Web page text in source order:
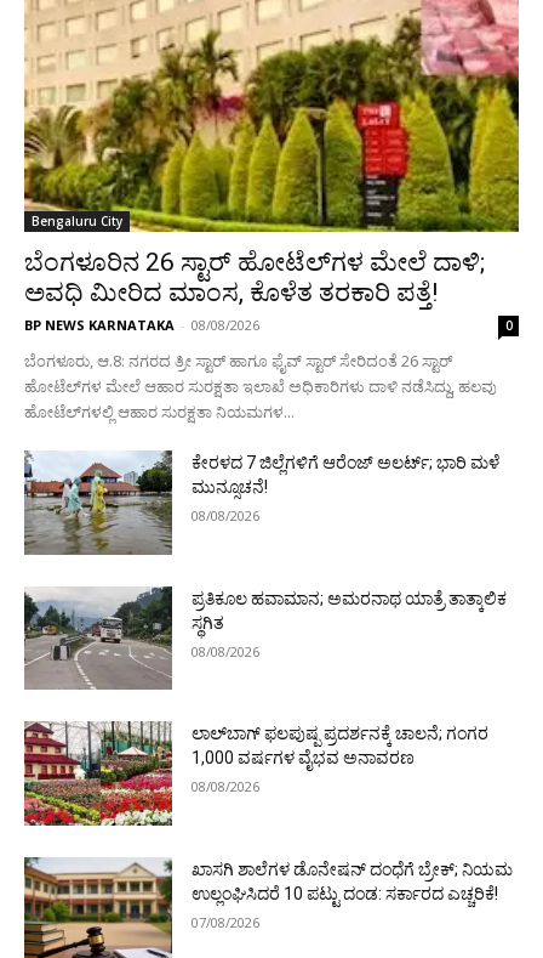
Bengaluru City
ಬೆಂಗಳೂರಿನ 26 ಸ್ಟಾರ್‌ ಹೋಟೆಲ್‌ಗಳ ಮೇಲೆ ದಾಳಿ;
ಅವಧಿ ಮೀರಿದ ಮಾಂಸ, ಕೊಳೆತ ತರಕಾರಿ ಪತ್ತೆ!
BP NEWS KARNATAKA - 08/08/2026 0
ಬೆಂಗಳೂರು, ಆ.8: ನಗರದ ತ್ರೀ ಸ್ಟಾರ್‌ ಹಾಗೂ ಫೈವ್‌ ಸ್ಟಾರ್‌ ಸೇರಿದಂತೆ 26 ಸ್ಟಾರ್‌
ಹೋಟೆಲ್‌ಗಳ ಮೇಲೆ ಆಹಾರ ಸುರಕ್ಷತಾ ಇಲಾಖೆ ಅಧಿಕಾರಿಗಳು ದಾಳಿ ನಡೆಸಿದ್ದು, ಹಲವು
ಹೋಟೆಲ್‌ಗಳಲ್ಲಿ ಆಹಾರ ಸುರಕ್ಷತಾ ನಿಯಮಗಳ...
ಕೇರಳದ 7 ಜಿಲ್ಲೆಗಳಿಗೆ ಆರೆಂಜ್ ಅಲರ್ಟ್; ಭಾರಿ ಮಳೆ
ಮುನ್ಸೂಚನೆ!
08/08/2026
ಪ್ರತಿಕೂಲ ಹವಾಮಾನ; ಅಮರನಾಥ ಯಾತ್ರೆ ತಾತ್ಕಾಲಿಕ
ಸ್ಥಗಿತ
08/08/2026
ಲಾಲ್‌ಬಾಗ್ ಫಲಪುಷ್ಪ ಪ್ರದರ್ಶನಕ್ಕೆ ಚಾಲನೆ; ಗಂಗರ
1,000 ವರ್ಷಗಳ ವೈಭವ ಅನಾವರಣ
08/08/2026
ಖಾಸಗಿ ಶಾಲೆಗಳ ಡೊನೇಷನ್ ದಂಧೆಗೆ ಬ್ರೇಕ್; ನಿಯಮ
ಉಲ್ಲಂಘಿಸಿದರೆ 10 ಪಟ್ಟು ದಂಡ: ಸರ್ಕಾರದ ಎಚ್ಚರಿಕೆ!
07/08/2026